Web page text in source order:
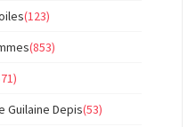
(123)
(853)
Guilaine Depis(53)